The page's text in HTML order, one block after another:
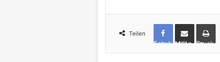
Teilen
Facebook per Mail teilen Drucken